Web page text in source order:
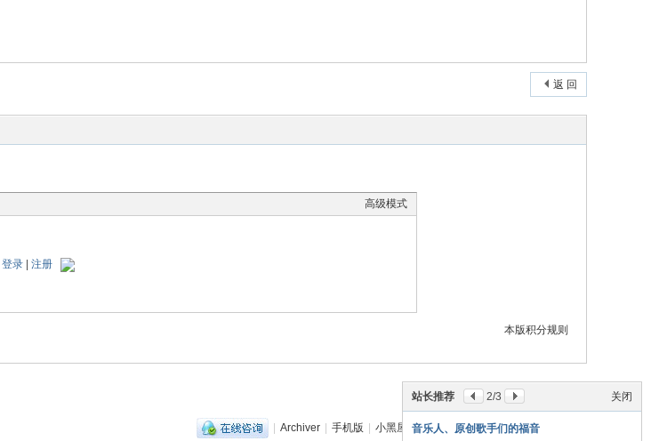
返 回
高级模式
登录| 注册
本版积分规则
关闭
站长推荐 2/3
音乐人、原创歌手们的福音
| Archiver | 手机版 | 小黑屋 | 丽音音乐网(粤ICP备18151349号